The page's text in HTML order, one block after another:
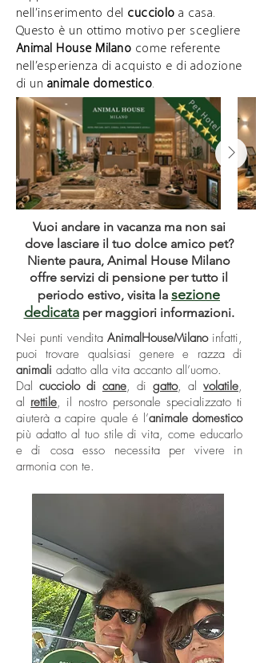
nell’inserimento del cucciolo a casa.
Questo è un ottimo motivo per scegliere
Animal House Milano come referente
nell’esperienza di acquisto e di adozione
di un animale domestico.
Vuoi andare in vacanza ma non sai
dove lasciare il tuo dolce amico pet?
Niente paura, Animal House Milano
offre servizi di pensione per tutto il
periodo estivo, visita la sezione
dedicata per maggiori informazioni.
Nei punti vendita AnimalHouseMilanoinfatti,
puoi trovare qualsiasi genere e razza di
animali adatto alla vita accanto all’uomo.
Dal cucciolo di cane, di gatto, al volatile,
al rettile, il nostro personale specializzato ti
aiuterà a capire quale é l’animale domestico
più adatto al tuo stile di vita, come educarlo
e di cosa esso necessita per vivere in
armonia con te.